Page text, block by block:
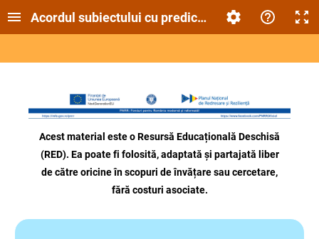
Acordul subiectului cu predicatul
Acest material este o Resursă Educațională Deschisă
(RED). Ea poate fi folosită, adaptată și partajată liber
de către oricineîn scopuri de învățare sau cercetare,
fără costuri asociate.